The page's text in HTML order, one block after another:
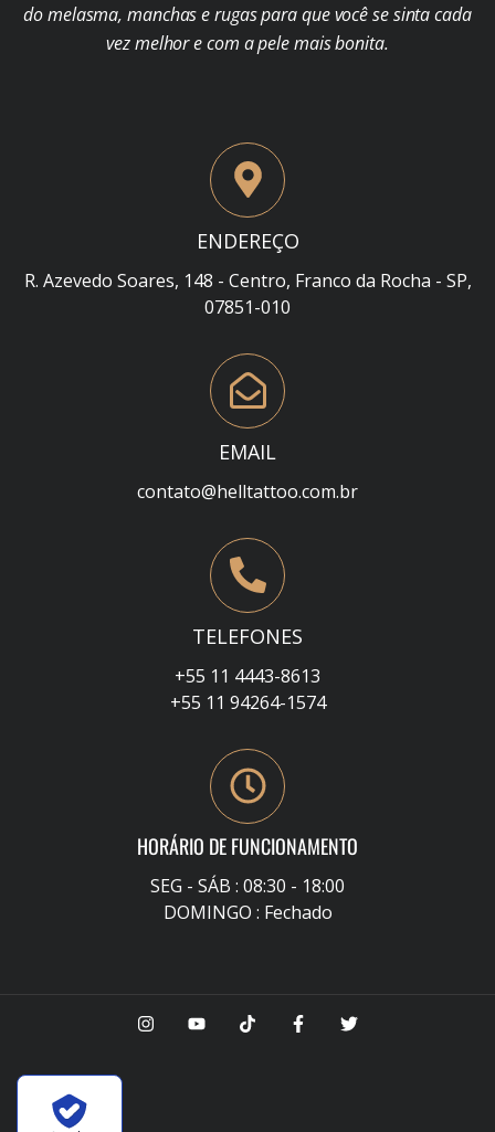
do melasma, manchas e rugas para que você se sinta cada
vez melhor e com a pele mais bonita.
ENDEREÇO
R. Azevedo Soares, 148 - Centro, Franco da Rocha - SP,
07851-010
EMAIL
contato@helltattoo.com.br
TELEFONES
+55 11 4443-8613
+55 11 94264-1574
HORÁRIO DE FUNCIONAMENTO
SEG - SÁB : 08:30 - 18:00
DOMINGO : Fechado